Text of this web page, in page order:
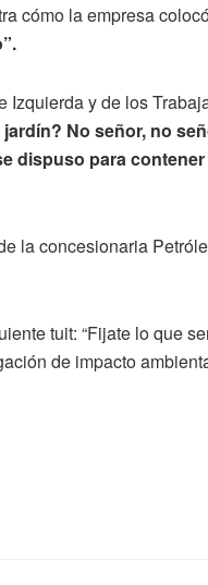
cómo la empresa
Izquierda y de los
jardín? No señor, no
dispuso para
la concesionaria
tuit: “Fijate lo que
de impacto